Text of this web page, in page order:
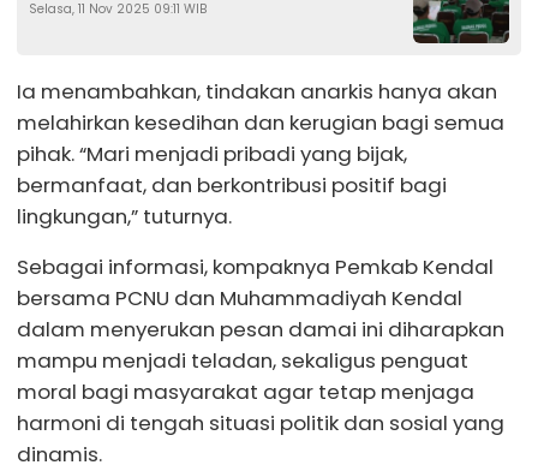
Selasa, 11 Nov 2025 09:11 WIB
Ia menambahkan, tindakan anarkis hanya akan
melahirkan kesedihan dan kerugian bagi semua
pihak. “Mari menjadi pribadi yang bijak,
bermanfaat, dan berkontribusi positif bagi
lingkungan,” tuturnya.
Sebagai informasi, kompaknya Pemkab Kendal
bersama PCNU dan Muhammadiyah Kendal
dalam menyerukan pesan damai ini diharapkan
mampu menjadi teladan, sekaligus penguat
moral bagi masyarakat agar tetap menjaga
harmoni di tengah situasi politik dan sosial yang
dinamis.